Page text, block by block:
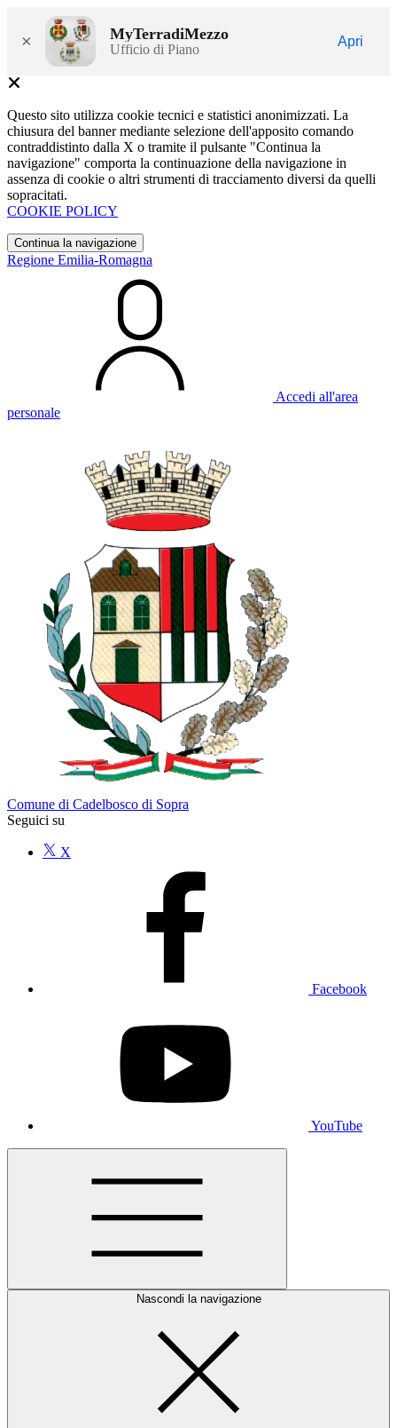
× MyTerradiMezzo
Ufficio di Piano
Apri
Questo sito utilizza cookie tecnici e statistici anonimizzati. La
chiusura del banner mediante selezione dell'apposito comando
contraddistinto dalla X o tramite il pulsante "Continua la
navigazione" comporta la continuazione della navigazione in
assenza di cookie o altri strumenti di tracciamento diversi da quelli
sopracitati.
COOKIE POLICY
Continua la navigazione
Regione Emilia-Romagna
Accedi all'area
personale
Comune di Cadelbosco di Sopra
Seguici su
X
Facebook
YouTube
Nascondi la navigazione